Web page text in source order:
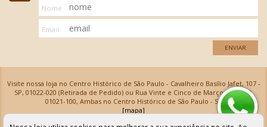
Nome
Email
ENVIAR
Visite nossa loja no Centro Histórico de São Paulo - Cavalheiro Basílio Jafet, 107 -
SP, 01022-020 (Retirada de Pedido) ou Rua Vinte e Cinco de Março, 576 - SP,
01021-100, Ambas no Centro Histórico de São Paulo - SP
[mapa]
Armarinhos Santa Cecília Ltda | CNPJ: 61.069.639/0001-18